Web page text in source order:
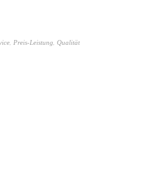
, Preis-Leistung, Qualität